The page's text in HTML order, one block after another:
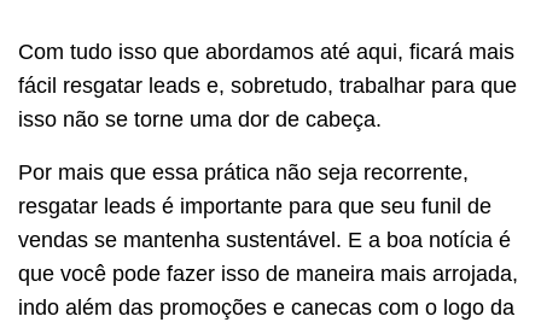
Com tudo isso que abordamos até aqui, ficará mais
fácil resgatar leads e, sobretudo, trabalhar para que
isso não se torne uma dor de cabeça.
Por mais que essa prática não seja recorrente,
resgatar leads é importante para que seu funil de
vendas se mantenha sustentável. E a boa notícia é
que você pode fazer isso de maneira mais arrojada,
indo além das promoções e canecas com o logo da